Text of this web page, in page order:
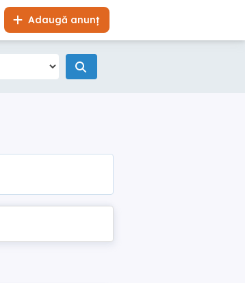
Adaugă anunț